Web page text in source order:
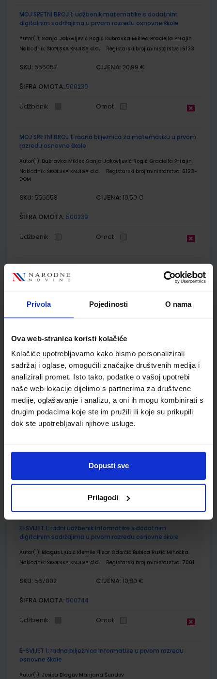
Privola Pojedinosti O nama
Ova web-stranica koristi kolačiće
Kolačiće upotrebljavamo kako bismo personalizirali
sadržaj i oglase, omogućili značajke društvenih medija i
analizirali promet. Isto tako, podatke o vašoj upotrebi
naše web-lokacije dijelimo s partnerima za društvene
medije, oglašavanje i analizu, a oni ih mogu kombinirati s
drugim podacima koje ste im pružili ili koje su prikupili
dok ste upotrebljavali njihove usluge.
Dopusti sve
Prilagodi
MOJ SRETNI BROJ 1; udžbenik matematike s dodatnim
digitalnim sadržajima u prvom razredu osnovne škole
Autor(i): Sanja Jakovljević Rogić Dubravka Miklec Graciella Prtajin
Nakladnik: ŠKOLSKA KNJIGA d.d. Registarski broj ministarstva: 6123
SKU: 556057 CIJENA: 20,99 €
ŠIFRA OMOTA: 500239
Udžbenik Omot
MOJ SRETNI BROJ 1; radna bilježnica za matematiku u prvom
razredu osnovne škole
Autor(i): Dubravka Miklec Sanja Jakovljević Rogić Graciella Prtajin
Nakladnik: ŠKOLSKA KNJIGA d.d. Registarski broj ministarstva: 6123-
DOM
SKU: 556058 CIJENA: 10,50 €
ŠIFRA OMOTA: 500239
Udžbenik Omot
razredu osnovne škole
Autor(i):Dubravka Miklec Sanja Jakovljević Rogić Graciella Prtajin
Nakladnik:ŠKOLSKA KNJIGA d.d. Registarski broj ministarstva:6123-
Udžbenik Omot
MOJ SRETNI BROJ 1; nastavni listići za matematiku u prvom
razredu osnovne škole
Autor(i):Sanja Jakovljević Rodić Dubravka Miklec Graciella Prtajin
ŠIFRA OMOTA:
E-SVIJET 1; radni udžbenik informatike s dodatnim
digitalnim sadržajima u prvom razredu osnovne škole
Autor(i): Blagus Ljubić Klemše Flisar Odorčić Bubica Ružić Mihočka
Nakladnik: ŠKOLSKA KNJIGA d.d. Registarski broj ministarstva: 7001
SKU: 567002 CIJENA: 10,80 €
ŠIFRA OMOTA: 500744
Udžbenik Omot
E-SVIJET 1; radna bilježnica informatike u prvom razredu
osnovne škole
Autor(i): Josipa Blagus Marijana Šundov